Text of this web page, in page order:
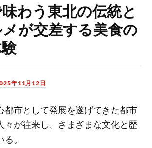
わう東北の伝統と
が交差する美食の
年11月12日
都市として発展を遂げてきた都市
々が往来し、さまざまな文化と歴
。